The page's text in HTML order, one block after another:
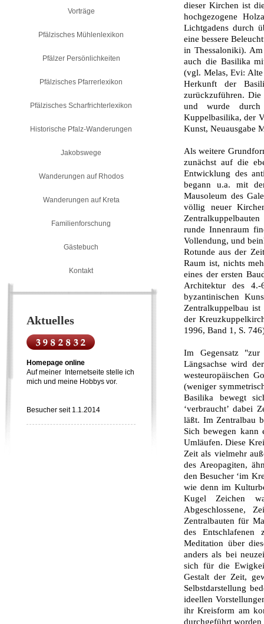
dieser Kirchen ist
hochgezogene
Lichtgadens durch
eine bessere
in Thessaloniki).
auch die Basilika
(vgl. Melas, Evi:
Herkunft der
zurückzuführen.
und wurde
Kuppelbasilika, der
Kunst, Neuausgabe
Als weitere
zunächst auf die
Entwicklung des
begann u.a. mit
Mausoleum des
völlig neuer
runde Innenraum
Vollendung, und
Rotunde aus der
Raum ist, nichts
eines der ersten
Architektur des
byzantinischen
Zentralkuppelbau
der
1996, Band 1, S.
Im Gegensatz
Längsachse wird
westeuropäischen
(weniger
Basilika bewegt
‘verbraucht’ dabei
läßt. Im Zentralbau
Sich bewegen
Umläufen. Diese
Zeit als vielmehr
des Areopagiten,
den Besucher ‘im
wie denn im
Kugel Zeichen
Abgeschlossene,
Zentralbauten für
des
Meditation über
anders als bei
sich für die
Gestalt der Zeit,
Selbstdarstellung
ideellen
ihr Kreisform am
durchgeführt
Vorträge
Pfälzisches Mühlenlexikon
Pfälzer Persönlichkeiten
Pfälzisches Pfarrerlexikon
Pfälzisches Scharfrichterlexikon
Historische Pfalz-Wanderungen
Jakobswege
Wanderungen auf Rhodos
Wanderungen auf Kreta
Familienforschung
Gästebuch
Kontakt
Aktuelles
Homepage online
Auf meiner Internetseite stelle ich
mich und meine Hobbys vor.
Besucher seit 1.1.2014